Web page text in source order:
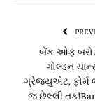
બેંક ઓફ
ગોલ્ડન
ગ્રેજ્યુએટ, ફોર્મ
જ છેલ્લી